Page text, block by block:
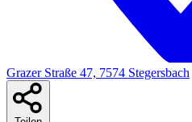
Grazer Straße 47, 7574 Stegersbach